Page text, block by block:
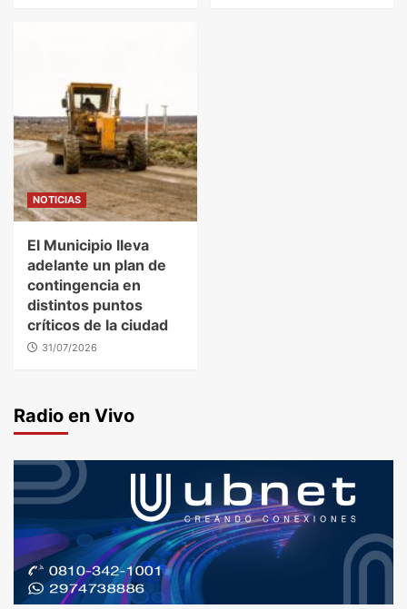
NOTICIAS
El Municipio lleva
adelante un plan de
contingencia en
distintos puntos
críticos de la ciudad
31/07/2026
Radio en Vivo